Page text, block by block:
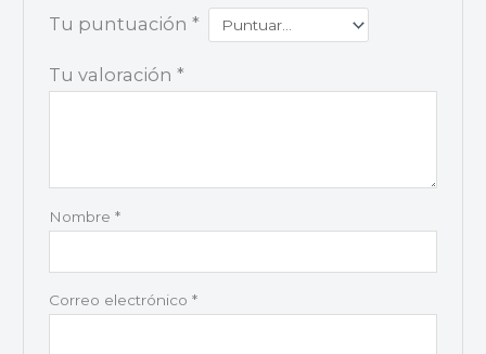
Tu puntuación *
Tu valoración *
Nombre *
Correo electrónico *